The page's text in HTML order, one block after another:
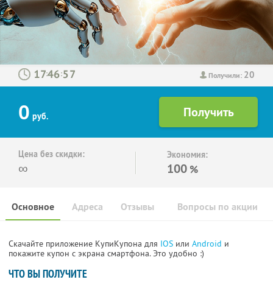
Получили: 20
: :
0 руб.
Цена без скидки:
∞
Экономия:
100 %
Основное Отзывы Вопросы по акции
Адреса
Скачайте приложение КупиКупона для IOS или Android и
покажите купон с экрана смартфона. Это удобно :)
ЧТО ВЫ ПОЛУЧИТЕ